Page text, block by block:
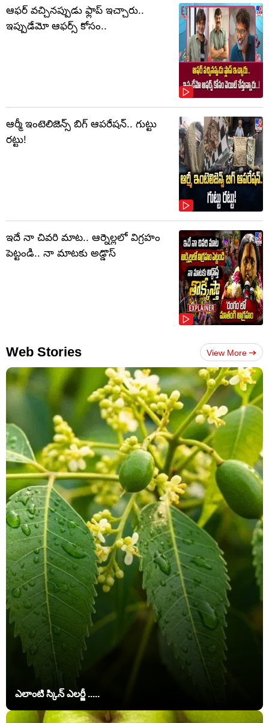
ఆఫర్ వచ్చినప్పుడు ఫ్లాప్ ఇచ్చారు..
ఇప్పుడేమో ఆఫర్స్ కోసం..
ఆర్మీ ఇంటెలిజెన్స్ బిగ్ ఆపరేషన్.. గుట్టు
రట్టు!
ఇదే నా చివరి మాట.. ఆర్నెల్లలో విగ్రహం
పెట్టండి.. నా మాటకు అడ్డొస్
Web Stories View More
ఎలాంటి స్కిన్ ఎలర్జీ .....